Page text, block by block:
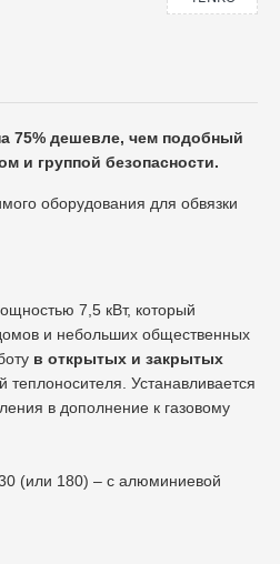
75% дешевле, чем подобный
и группой безопасности.
оборудования для обвязки
7,5 кВт, который
и небольших общественных
в открытых и закрытых
теплоносителя. Устанавливается
в дополнение к газовому
(или 180) – с алюминиевой